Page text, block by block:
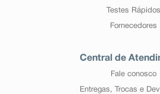
Testes Rápidos
Fornecedores
Central de
Fale conosco
Entregas, Trocas e